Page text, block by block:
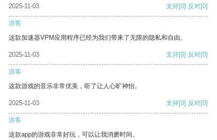
2025-11-03 支持[0] 反对[0]
游客
这款加速器VPM应用程序已经为我们带来了无限的隐私和自由。
2025-11-03 支持[0] 反对[0]
游客
这款游戏的音乐非常优美，听了让人心旷神怡。
2025-11-03 支持[0] 反对[0]
游客
这款app的游戏非常好玩，可以让我消磨时间。